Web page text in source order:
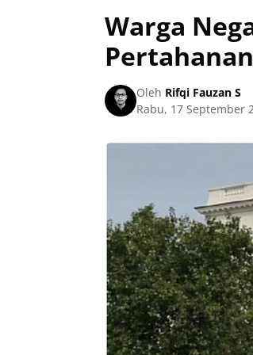
Warga
Oleh Rifqi Fauzan S
Rabu, 17 September